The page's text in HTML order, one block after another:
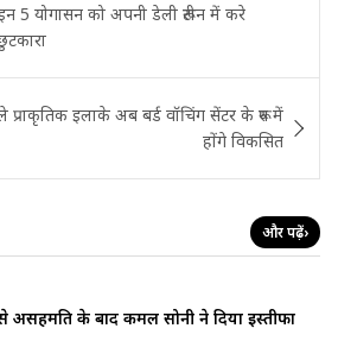
5 योगासन को अपनी डेली रूटीन में करे
प्राकृतिक इलाके अब बर्ड वॉचिंग सेंटर के रूप में
होंगे विकसित
और पढ़ें›
से असहमति के बाद कमल सोनी ने दिया इस्तीफा